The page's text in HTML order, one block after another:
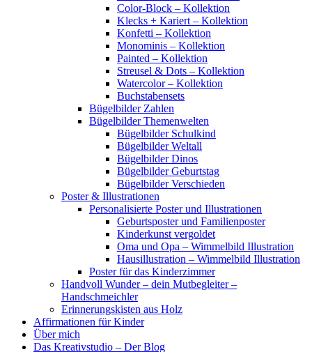
Color-Block – Kollektion
Klecks + Kariert – Kollektion
Konfetti – Kollektion
Monominis – Kollektion
Painted – Kollektion
Streusel & Dots – Kollektion
Watercolor – Kollektion
Buchstabensets
Bügelbilder Zahlen
Bügelbilder Themenwelten
Bügelbilder Schulkind
Bügelbilder Weltall
Bügelbilder Dinos
Bügelbilder Geburtstag
Bügelbilder Verschieden
Poster & Illustrationen
Personalisierte Poster und Illustrationen
Geburtsposter und Familienposter
Kinderkunst vergoldet
Oma und Opa – Wimmelbild Illustration
Hausillustration – Wimmelbild Illustration
Poster für das Kinderzimmer
Handvoll Wunder – dein Mutbegleiter –
Handschmeichler
Erinnerungskisten aus Holz
Affirmationen für Kinder
Über mich
Das Kreativstudio – Der Blog